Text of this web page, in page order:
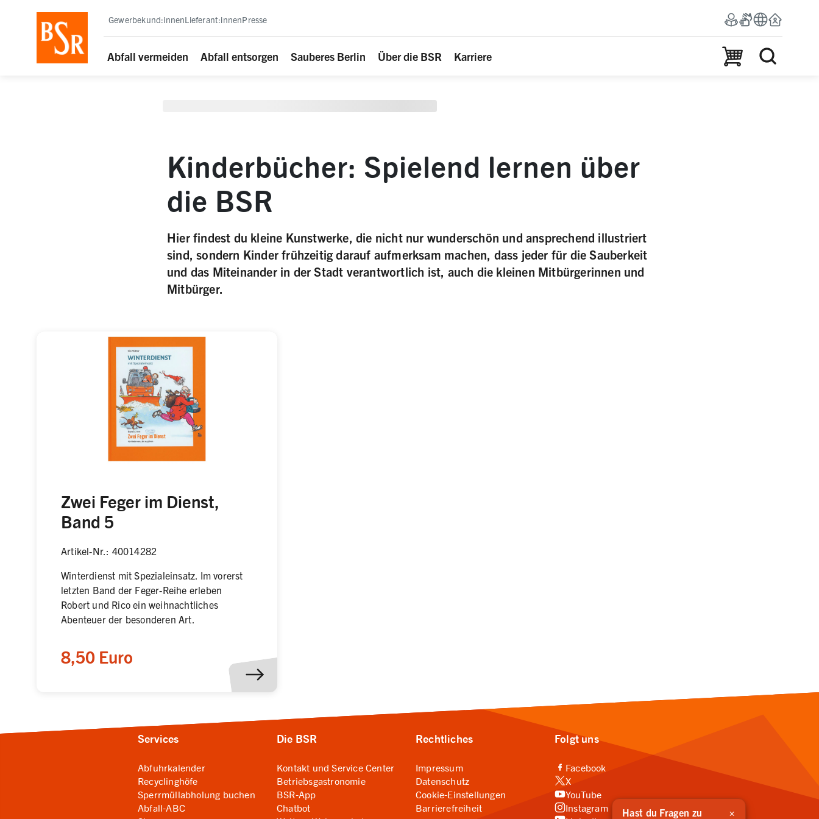
Gewerbekund:innenLieferant:innenPresse
Abfall vermeiden Abfall entsorgen Sauberes Berlin Über die BSR Karriere Warenkorb
Kinderbücher: Spielend lernen über
die BSR
Hier findest du kleine Kunstwerke, die nicht nur wunderschön und ansprechend illustriert
sind, sondern Kinder frühzeitig darauf aufmerksam machen, dass jeder für die Sauberkeit
und das Miteinander in der Stadt verantwortlich ist, auch die kleinen Mitbürgerinnen und
Mitbürger.
Zwei Feger im Dienst,
Band 5
Artikel-Nr.: 40014282
Winterdienst mit Spezialeinsatz. Im vorerst
letzten Band der Feger-Reihe erleben
Robert und Rico ein weihnachtliches
Abenteuer der besonderen Art.
8,50 Euro
Services
Abfuhrkalender
Recyclinghöfe
Sperrmüllabholung buchen
Abfall-ABC
Die BSR
Kontakt und Service Center
Betriebsgastronomie
BSR-App
Chatbot
Rechtliches
Impressum
Datenschutz
Cookie-Einstellungen
Barrierefreiheit
Folgt uns
Facebook
(Link zu externer Website, öffnet in neuem Tab)
X
(Link zu externer Website, öffnet in neuem Tab)
YouTube
(Link zu externer Website, öffnet in neuem Tab)
Instagram
(Link zu externer Website, öffnet in neuem Tab)
Hast du Fragen zu
×